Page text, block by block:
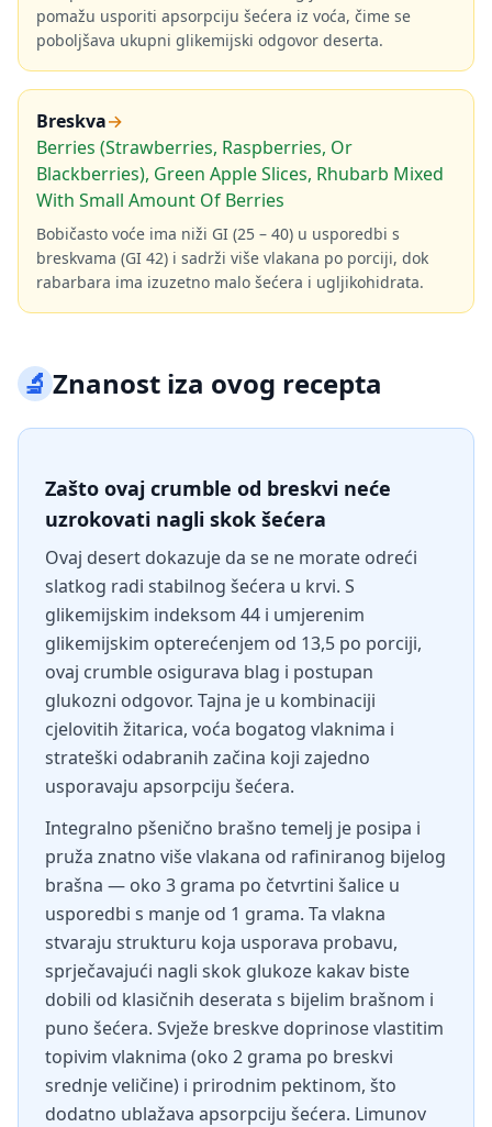
pomažu usporiti apsorpciju šećera iz voća, čime se
poboljšava ukupni glikemijski odgovor deserta.
Breskva→
Berries (Strawberries, Raspberries, Or
Blackberries), Green Apple Slices, Rhubarb Mixed
With Small Amount Of Berries
Bobičasto voće ima niži GI (25 – 40) u usporedbi s
breskvama (GI 42) i sadrži više vlakana po porciji, dok
rabarbara ima izuzetno malo šećera i ugljikohidrata.
🔬Znanost iza ovog recepta
Zašto ovaj crumble od breskvi neće
uzrokovati nagli skok šećera
Ovaj desert dokazuje da se ne morate odreći
slatkog radi stabilnog šećera u krvi. S
glikemijskim indeksom 44 i umjerenim
glikemijskim opterećenjem od 13,5 po porciji,
ovaj crumble osigurava blag i postupan
glukozni odgovor. Tajna je u kombinaciji
cjelovitih žitarica, voća bogatog vlaknima i
strateški odabranih začina koji zajedno
usporavaju apsorpciju šećera.
Integralno pšenično brašno temelj je posipa i
pruža znatno više vlakana od rafiniranog bijelog
brašna — oko 3 grama po četvrtini šalice u
usporedbi s manje od 1 grama. Ta vlakna
stvaraju strukturu koja usporava probavu,
sprječavajući nagli skok glukoze kakav biste
dobili od klasičnih deserata s bijelim brašnom i
puno šećera. Svježe breskve doprinose vlastitim
topivim vlaknima (oko 2 grama po breskvi
srednje veličine) i prirodnim pektinom, što
dodatno ublažava apsorpciju šećera. Limunov